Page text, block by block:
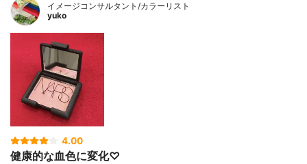
イメージコンサルタント/カラーリスト
yuko
4.00
健康的な血色に変化♡